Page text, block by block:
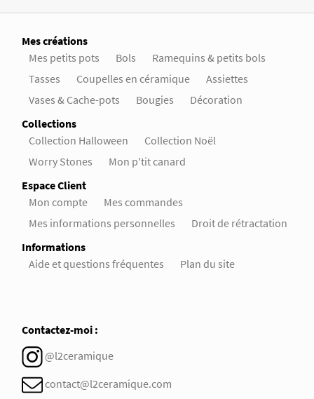
Mes créations
Mes petits pots
Bols
Ramequins & petits bols
Tasses
Coupelles en céramique
Assiettes
Vases & Cache-pots
Bougies
Décoration
Collections
Collection Halloween
Collection Noël
Worry Stones
Mon p'tit canard
Espace Client
Mon compte
Mes commandes
Mes informations personnelles
Droit de rétractation
Informations
Aide et questions fréquentes
Plan du site
Contactez-moi :
@l2ceramique
contact@l2ceramique.com